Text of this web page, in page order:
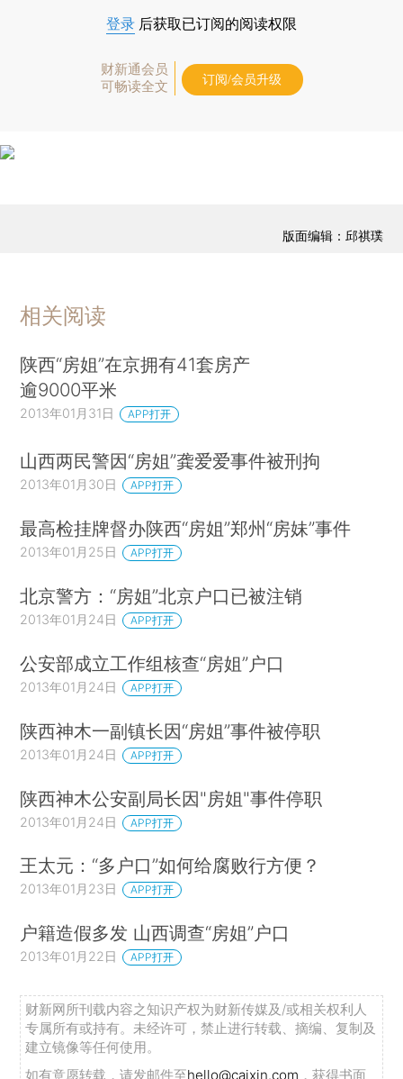
登录 后获取已订阅的阅读权限
财新通会员
可畅读全文
订阅/会员升级
版面编辑：邱祺璞
相关阅读
陕西“房姐”在京拥有41套房产
逾9000平米
2013年01月31日 APP打开
山西两民警因“房姐”龚爱爱事件被刑拘
2013年01月30日 APP打开
最高检挂牌督办陕西“房姐”郑州“房妹”事件
2013年01月25日 APP打开
北京警方：“房姐”北京户口已被注销
2013年01月24日 APP打开
公安部成立工作组核查“房姐”户口
2013年01月24日 APP打开
陕西神木一副镇长因“房姐”事件被停职
2013年01月24日 APP打开
陕西神木公安副局长因"房姐"事件停职
2013年01月24日 APP打开
王太元：“多户口”如何给腐败行方便？
2013年01月23日 APP打开
户籍造假多发 山西调查“房姐”户口
2013年01月22日 APP打开
财新网所刊载内容之知识产权为财新传媒及/或相关权利人
专属所有或持有。未经许可，禁止进行转载、摘编、复制及
建立镜像等任何使用。
如有意愿转载，请发邮件至hello@caixin.com ，获得书面